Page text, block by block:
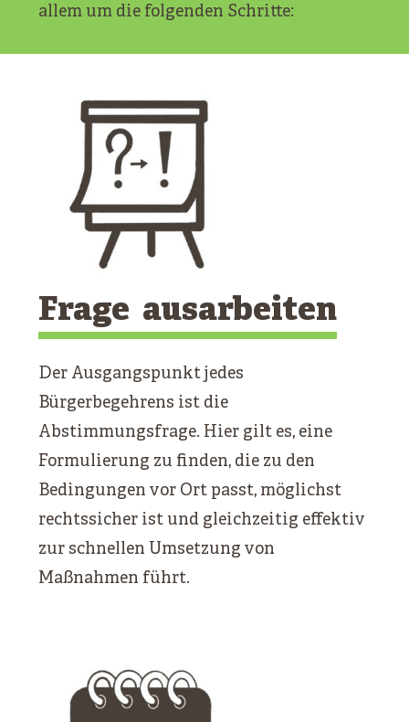
allem um die folgenden Schritte:
Frage ausarbeiten
Der Ausgangspunkt jedes
Bürgerbegehrens ist die
Abstimmungsfrage. Hier gilt es, eine
Formulierung zu finden, die zu den
Bedingungen vor Ort passt, möglichst
rechtssicher ist und gleichzeitig effektiv
zur schnellen Umsetzung von
Maßnahmen führt.